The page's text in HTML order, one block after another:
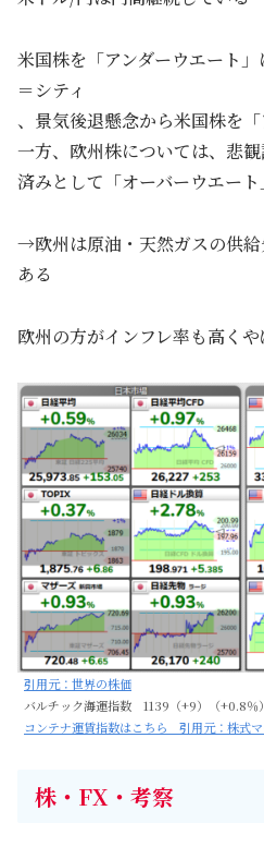
米国株を「アンダーウエート
＝シティ
、景気後退懸念から米国株を
一方、欧州株については、悲
済みとして「オーバーウエー
→欧州は原油・天然ガスの供
ある
欧州の方がインフレ率も高く
引用元：世界の株価
バルチック海運指数 1139（+9）（+0.8％）
コンテナ運賃指数はこちら 引用元：株式
株・FX・考察